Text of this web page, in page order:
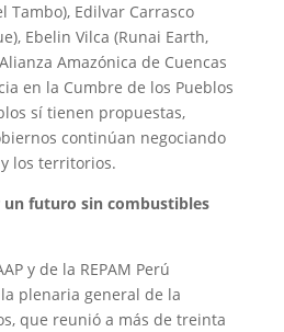
Tambo), Edilvar Carrasco
Ebelin Vilca (Runai Earth,
Amazónica de Cuencas
en la Cumbre de los Pueblos
sí tienen propuestas,
continúan negociando
los territorios.
futuro sin combustibles
y de la REPAM Perú
plenaria general de la
que reunió a más de treinta